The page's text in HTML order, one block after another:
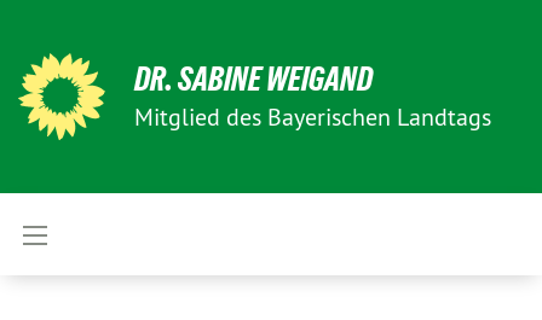
DR. SABINE WEIGAND
Mitglied des Bayerischen Landtags